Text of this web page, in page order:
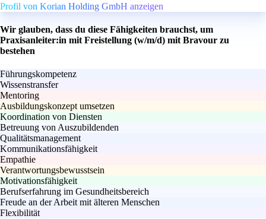
Profil von Korian Holding GmbH anzeigen
Wir glauben, dass du diese Fähigkeiten brauchst, um
Praxisanleiter:in mit Freistellung (w/m/d) mit Bravour zu
bestehen
Führungskompetenz
Wissenstransfer
Mentoring
Ausbildungskonzept umsetzen
Koordination von Diensten
Betreuung von Auszubildenden
Qualitätsmanagement
Kommunikationsfähigkeit
Empathie
Verantwortungsbewusstsein
Motivationsfähigkeit
Berufserfahrung im Gesundheitsbereich
Freude an der Arbeit mit älteren Menschen
Flexibilität